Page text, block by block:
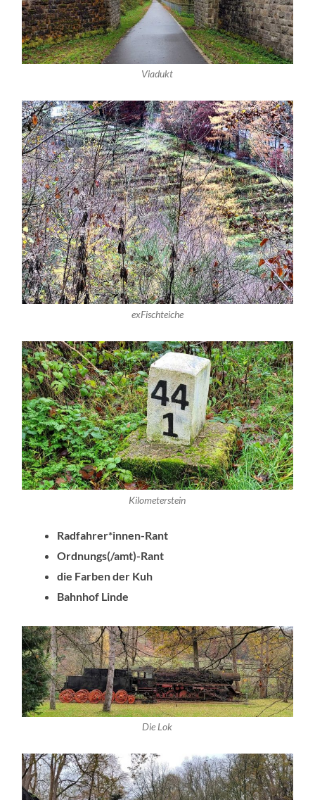
Viadukt
exFischteiche
Kilometerstein
Radfahrer*innen-Rant
Ordnungs(/amt)-Rant
die Farben der Kuh
Bahnhof Linde
Die Lok